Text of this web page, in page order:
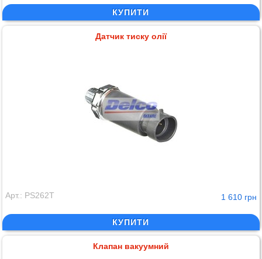
КУПИТИ
Датчик тиску олії
Арт.: PS262T 1 610 грн
КУПИТИ
Клапан вакуумний